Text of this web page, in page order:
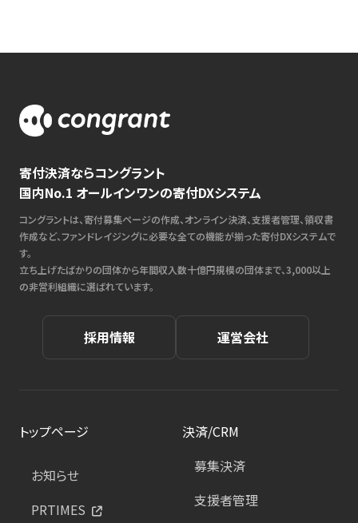
寄付決済ならコングラント
国内No.1 オールインワンの寄付DXシステム
コングラントは、寄付募集ページの作成、オンライン決済、支援者管理、領収書
作成など、ファンドレイジングに必要な全ての機能が揃った寄付DXシステムで
す。
立ち上げたばかりの団体から年間収入数十億円規模の団体まで、3,000以上
の非営利組織に選ばれています。
採用情報 運営会社
トップページ
お知らせ
PRTIMES
決済/CRM
募集決済
支援者管理